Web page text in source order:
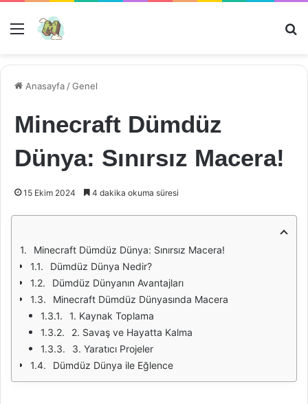
Menü
Anasayfa /Genel
Minecraft Dümdüz
Dünya: Sınırsız Macera!
15 Ekim 2024 4 dakika okuma süresi
Minecraft Dümdüz Dünya: Sınırsız Macera!
Dümdüz Dünya Nedir?
Dümdüz Dünyanın Avantajları
Minecraft Dümdüz Dünyasında Macera
1. Kaynak Toplama
2. Savaş ve Hayatta Kalma
3. Yaratıcı Projeler
Dümdüz Dünya ile Eğlence